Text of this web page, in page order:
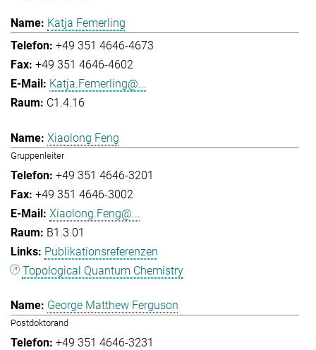
Katja Femerling
+49 351 4646-4673
+49 351 4646-4602
Katja.Femerling@...
C1.4.16
Xiaolong Feng
Gruppenleiter
+49 351 4646-3201
+49 351 4646-3002
Xiaolong.Feng@...
B1.3.01
Publikationsreferenzen
Topological Quantum Chemistry
George Matthew Ferguson
Postdoktorand
+49 351 4646-3231